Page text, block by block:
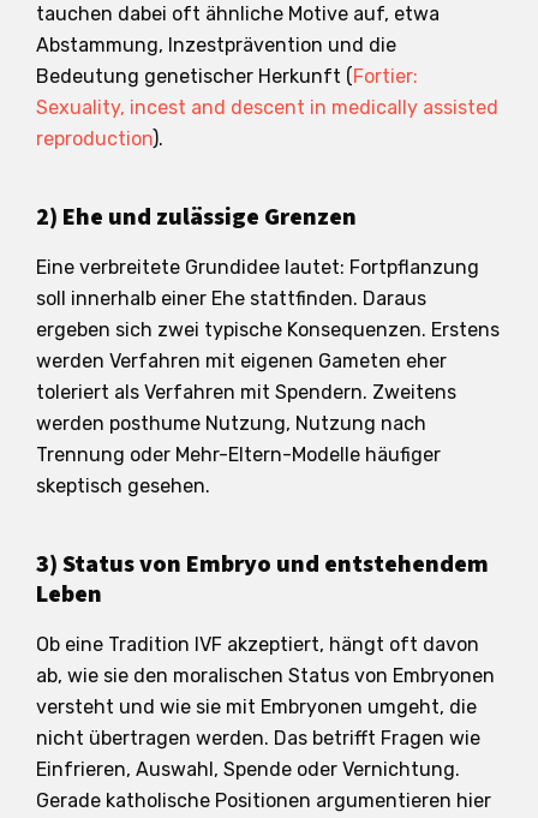
tauchen dabei oft ähnliche Motive auf, etwa
Abstammung, Inzestprävention und die
Bedeutung genetischer Herkunft (Fortier:
Sexuality, incest and descent in medically assisted
reproduction).
2) Ehe und zulässige Grenzen
Eine verbreitete Grundidee lautet: Fortpflanzung
soll innerhalb einer Ehe stattfinden. Daraus
ergeben sich zwei typische Konsequenzen. Erstens
werden Verfahren mit eigenen Gameten eher
toleriert als Verfahren mit Spendern. Zweitens
werden posthume Nutzung, Nutzung nach
Trennung oder Mehr-Eltern-Modelle häufiger
skeptisch gesehen.
3) Status von Embryo und entstehendem
Leben
Ob eine Tradition IVF akzeptiert, hängt oft davon
ab, wie sie den moralischen Status von Embryonen
versteht und wie sie mit Embryonen umgeht, die
nicht übertragen werden. Das betrifft Fragen wie
Einfrieren, Auswahl, Spende oder Vernichtung.
Gerade katholische Positionen argumentieren hier